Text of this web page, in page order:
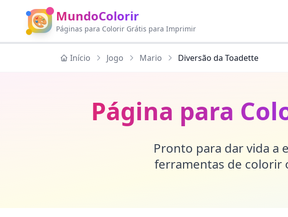
🎨 MundoColorir
Páginas para Colorir Grátis para Imprimir
Início Jogo Mario Diversão da Toadette
Página para
Pronto para dar vida a
ferramentas de colorir